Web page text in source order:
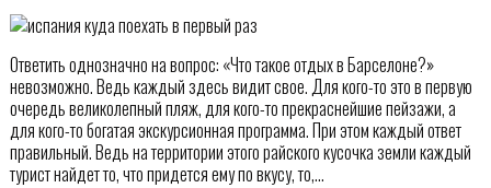
Ответить однозначно на вопрос: «Что такое отдых в Барселоне?»
невозможно. Ведь каждый здесь видит свое. Для кого-то это в первую
очередь великолепный пляж, для кого-то прекраснейшие пейзажи, а
для кого-то богатая экскурсионная программа. При этом каждый ответ
правильный. Ведь на территории этого райского кусочка земли каждый
турист найдет то, что придется ему по вкусу, то,…